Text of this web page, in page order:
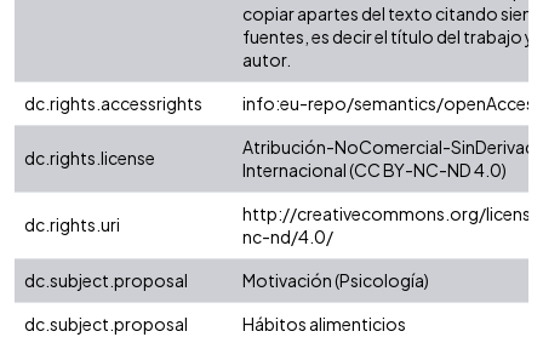
copiar apartes del texto citando
fuentes, es decir el título del trabajo y
autor.
dc.rights.accessrights
info:eu-repo/semantics/openAccess
dc.rights.license
Atribución-NoComercial-
Internacional (CC BY-NC-ND 4.0)
dc.rights.uri
http://creativecommons.org/
nc-nd/4.0/
dc.subject.proposal
Motivación (Psicología)
dc.subject.proposal
Hábitos alimenticios